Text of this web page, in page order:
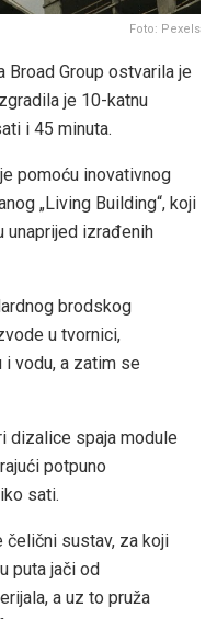
Foto: Pexels
Broad Group ostvarila je
je 10-katnu
i 45 minuta.
pomoću inovativnog
„Living Building“, koji
unaprijed izrađenih
brodskog
u tvornici,
vodu, a zatim se
dizalice spaja module
potpuno
sati.
čelični sustav, za koji
puta jači od
a uz to pruža